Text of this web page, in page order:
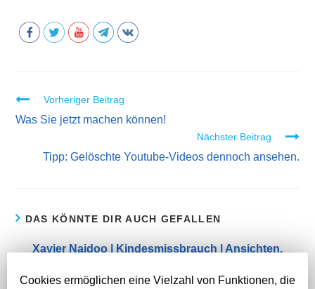
W
e
l
e
Vorheriger Beitrag
Was Sie jetzt machen können!
Nächster Beitrag
Tipp: Gelöschte Youtube-Videos dennoch ansehen.
DAS KÖNNTE DIR AUCH GEFALLEN
Xavier Naidoo | Kindesmissbrauch | Ansichten,
2. April 2020
Cookies ermöglichen eine Vielzahl von Funktionen, die